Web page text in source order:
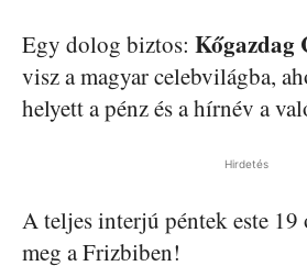
Egy dolog biztos: Kőgazdag
visz a magyar celebvilágba,
helyett a pénz és a hírnév a
Hirdetés
A teljes interjú péntek este 19
meg a Frizbiben!